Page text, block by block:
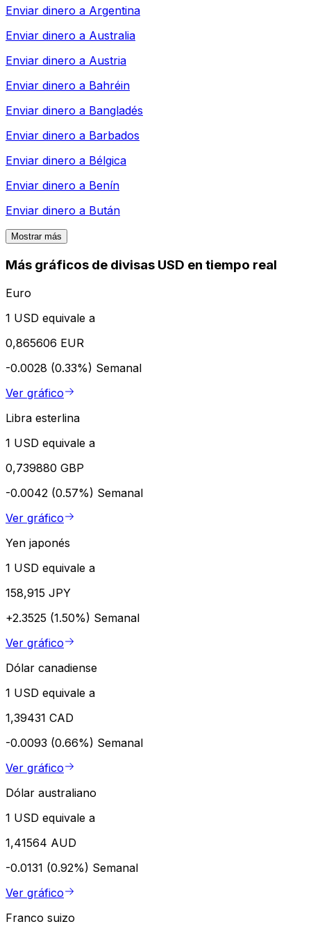
Enviar dinero a Argentina
Enviar dinero a Australia
Enviar dinero a Austria
Enviar dinero a Bahréin
Enviar dinero a Bangladés
Enviar dinero a Barbados
Enviar dinero a Bélgica
Enviar dinero a Benín
Enviar dinero a Bután
Mostrar más
Más gráficos de divisas USD en tiempo real
Euro
1 USD equivale a
0,865606 EUR
-0.0028 (0.33%) Semanal
Ver gráfico
Libra esterlina
1 USD equivale a
0,739880 GBP
-0.0042 (0.57%) Semanal
Ver gráfico
Yen japonés
1 USD equivale a
158,915 JPY
+2.3525 (1.50%) Semanal
Ver gráfico
Dólar canadiense
1 USD equivale a
1,39431 CAD
-0.0093 (0.66%) Semanal
Ver gráfico
Dólar australiano
1 USD equivale a
1,41564 AUD
-0.0131 (0.92%) Semanal
Ver gráfico
Franco suizo